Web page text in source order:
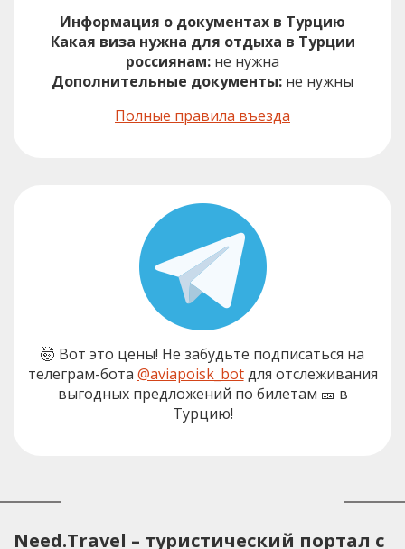
Информация о документах в Турцию
Какая виза нужна для отдыха в Турции
россиянам: не нужна
Дополнительные документы: не нужны
Полные правила въезда
🤯 Вот это цены! Не забудьте подписаться на
телеграм-бота @aviapoisk_botдля отслеживания
выгодных предложений по билетам 🎫 в
Турцию!
Need.Travel – туристический портал с